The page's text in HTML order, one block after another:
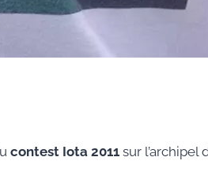
contest Iota 2011sur l’archipel